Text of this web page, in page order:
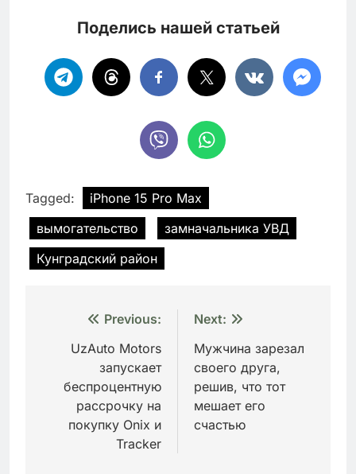
Поделись нашей статьей
Tagged:
iPhone 15 Pro Max
вымогательство
замначальника УВД
Кунградский район
Навигация
записям
Previous:
UzAuto Motors
запускает
беспроцентную
рассрочку на
покупку Onix и
Tracker
Next:
Мужчина зарезал
своего друга,
решив, что тот
мешает его
счастью